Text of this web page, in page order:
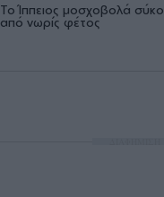
Το Ίππειος μοσχοβολά σύκο
από νωρίς φέτος